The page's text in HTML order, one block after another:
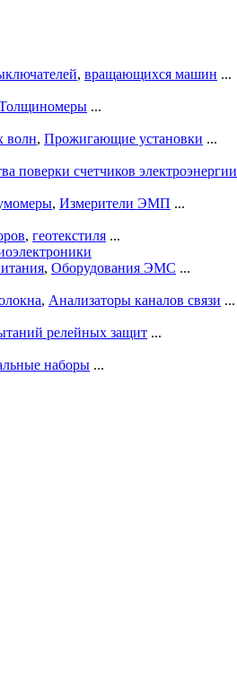
, вращающихся машин ...
...
волн, Прожигающие установки ...
поверки счетчиков электроэнергии
, Измерители ЭМП ...
, геотекстиля ...
, Оборудования ЭМС ...
, Анализаторы каналов связи ...
релейных защит ...
наборы ...